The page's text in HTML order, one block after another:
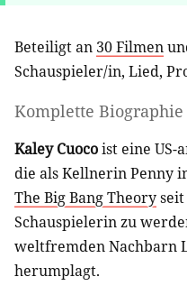
Beteiligt an 30 Filmen
Schauspieler/in, Lied,
Komplette Biographie
Kaley Cuocoist eine US-
die als Kellnerin Penny
The Big Bang Theory
Schauspielerin zu
weltfremden Nachbarn
herumplagt.